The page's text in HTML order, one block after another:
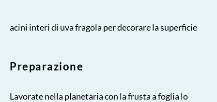
acini interi di uva fragola per decorare la superficie
Preparazione
Lavorate nella planetaria con la frusta a foglia lo